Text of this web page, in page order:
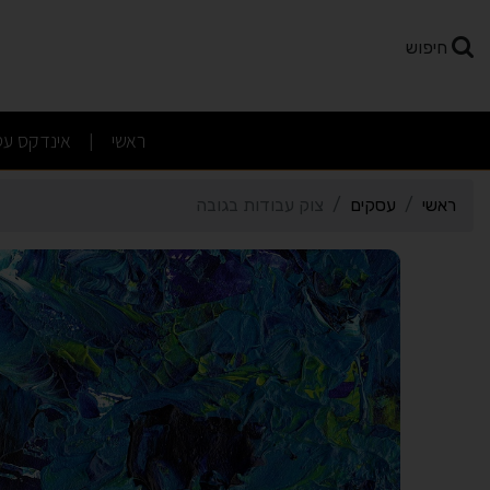
פרטי כרטיס העסק צוק
חיפוש
ראשי | אינדקס
ראשי עסקים צוק עבודות בגובה